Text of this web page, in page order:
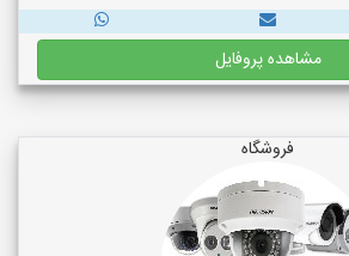
مشاهده پروفایل
فروشگاه